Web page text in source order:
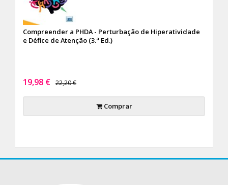
Compreender a PHDA - Perturbação de Hiperatividade
e Défice de Atenção (3.ª Ed.)
19,98 € 22,20 €
Comprar